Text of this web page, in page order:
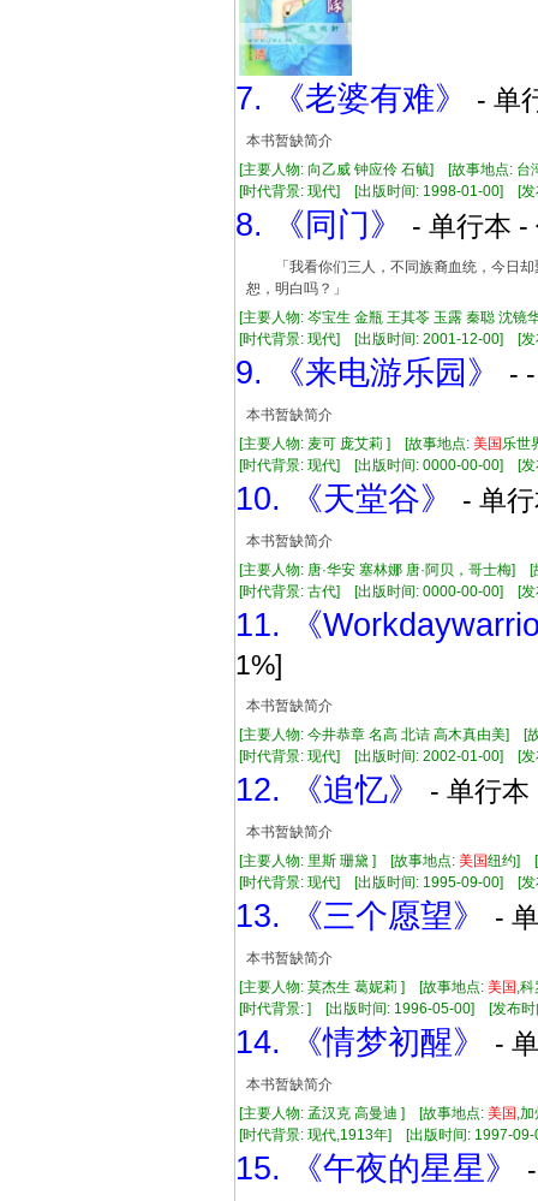
7. 《老婆有难》 - 单
本书暂缺简介
[主要人物: 向乙威 钟应伶 石毓] [故事地点: 台
[时代背景: 现代] [出版时间: 1998-01-00] [
8. 《同门》 - 单行本
「我看你们三人，不同族裔血统，今日
恕，明白吗？」
[主要人物: 岑宝生 金瓶 王其苓 玉露 秦聪 沈
[时代背景: 现代] [出版时间: 2001-12-00] [
9. 《来电游乐园》 -
本书暂缺简介
[主要人物: 麦可 庞艾莉 ] [故事地点: 美国乐世
[时代背景: 现代] [出版时间: 0000-00-00] [
10. 《天堂谷》 - 单
本书暂缺简介
[主要人物: 唐·华安 塞林娜 唐·阿贝，哥士梅]
[时代背景: 古代] [出版时间: 0000-00-00] [
11. 《
1%]
本书暂缺简介
[主要人物: 今井恭章 名高 北诘 高木真由美] [
[时代背景: 现代] [出版时间: 2002-01-00] [
12. 《追忆》 - 单行
本书暂缺简介
[主要人物: 里斯 珊黛 ] [故事地点: 美国纽约]
[时代背景: 现代] [出版时间: 1995-09-00] [
13. 《三个愿望》 -
本书暂缺简介
[主要人物: 莫杰生 葛妮莉 ] [故事地点: 美国 ,
[时代背景: ] [出版时间: 1996-05-00] [发布
14. 《情梦初醒》 -
本书暂缺简介
[主要人物: 孟汉克 高曼迪 ] [故事地点: 美国 ,
[时代背景: 现代,1913年] [出版时间: 1997-
15. 《午夜的星星》